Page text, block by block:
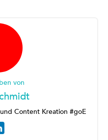
von
Content Kreation #goE